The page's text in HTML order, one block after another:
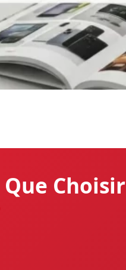
Choisir